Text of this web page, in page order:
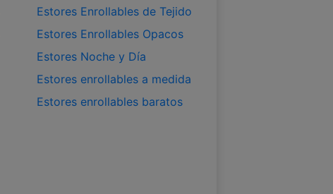
Estores Enrollables de Tejido
Estores Enrollables Opacos
Estores Noche y Día
Estores enrollables a medida
Estores enrollables baratos